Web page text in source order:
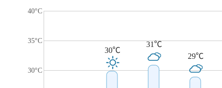
40°C
35°C
30°C
30℃
31℃
29℃